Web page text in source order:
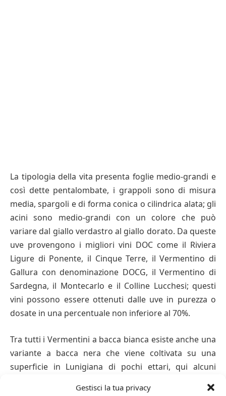
Gestisci la tua privacy
La tipologia della vita presenta foglie medio-grandi e
così dette pentalombate, i grappoli sono di misura
media, spargoli e di forma conica o cilindrica alata; gli
acini sono medio-grandi con un colore che può
variare dal giallo verdastro al giallo dorato. Da queste
uve provengono i migliori vini DOC come il Riviera
Ligure di Ponente, il Cinque Terre, il Vermentino di
Gallura con denominazione DOCG, il Vermentino di
Sardegna, il Montecarlo e il Colline Lucchesi; questi
vini possono essere ottenuti dalle uve in purezza o
dosate in una percentuale non inferiore al 70%.
Tra tutti i Vermentini a bacca bianca esiste anche una
variante a bacca nera che viene coltivata su una
superficie in Lunigiana di pochi ettari, qui alcuni